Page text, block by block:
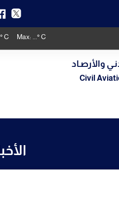
Max: ° C
° C
والأرصـاد
Civil